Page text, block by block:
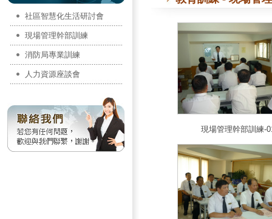
社區智慧化生活研討會
現場管理幹部訓練
消防局專業訓練
人力資源座談會
現場管理幹部訓練-